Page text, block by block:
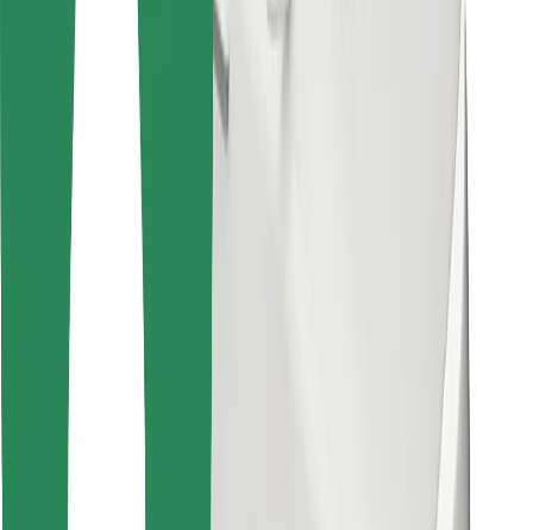
უსაფრთხოება
მიიღე მომსახურება რამდენიმე წუთში!
გადმოწერე Bolt
იპოვე შენი საყვარელი კერძები!
გადმოწერე Bolt Food